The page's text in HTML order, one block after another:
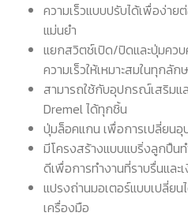
ความเร็วแบบปรับได้เพื่อง่าย
แม่นยำ
แยกสวิตช์เปิด/ปิดและปุ่มควบ
ความเร็วให้เหมาะสมในทุกลั
สามารถใช้กับอุปกรณ์เสริม
Dremel ได้ทุกชิ้น
ปุ่มล็อคแกน เพื่อการเปลี่ยน
มีโครงสร้างแบบแบริ่งลูกปืนท
ดีเพื่อการทำงานที่ราบรื่นและ
แปรงถ่านมอเตอร์แบบเปลี่ย
เครื่องมือ